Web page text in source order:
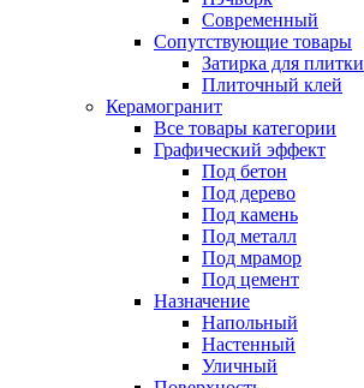
Современный
Сопутствующие товары
Затирка для плитки
Плиточный клей
Керамогранит
Все товары категории
Графический эффект
Под бетон
Под дерево
Под камень
Под металл
Под мрамор
Под цемент
Назначение
Напольный
Настенный
Уличный